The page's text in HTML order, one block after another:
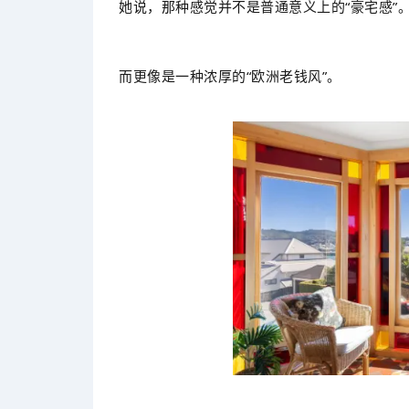
她说，那种感觉并不是普通意义上的“豪宅感”
而更像是一种浓厚的“欧洲老钱风”。